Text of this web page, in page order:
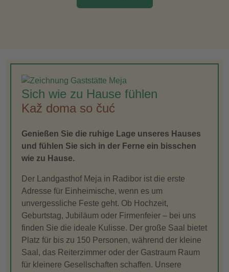
Sich wie zu Hause fühlen
Kaž doma so čuć
Genießen Sie die ruhige Lage unseres Hauses
und fühlen Sie sich in der Ferne ein bisschen
wie zu Hause.
Der Landgasthof Meja in Radibor ist die erste
Adresse für Einheimische, wenn es um
unvergessliche Feste geht. Ob Hochzeit,
Geburtstag, Jubiläum oder Firmenfeier – bei uns
finden Sie die ideale Kulisse. Der große Saal bietet
Platz für bis zu 150 Personen, während der kleine
Saal, das Reiterzimmer oder der Gastraum Raum
für kleinere Gesellschaften schaffen. Unsere